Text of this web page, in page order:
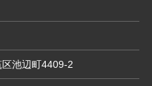
池辺町4409-2